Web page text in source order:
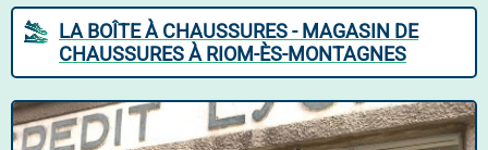
LA BOÎTE À CHAUSSURES - MAGASIN DE
CHAUSSURES À RIOM-ÈS-MONTAGNES